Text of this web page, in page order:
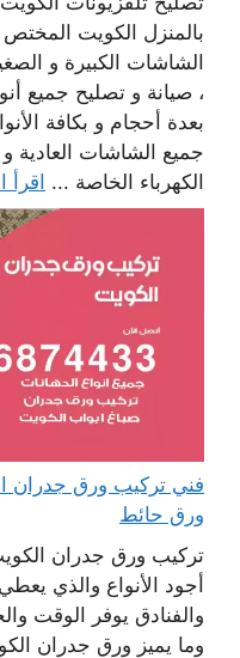
بالمنزل الكويت المختص
الشاشات الكبيرة و
، صيانة و تصليح جميع
بعدة أحجام و بكافة
جميع الشاشات العادية
الكهرباء الخاصة ... اقرأ
ورق حائط
تركيب ورق جدران
أجود الأنواع والذي
والفنادق يوفر الوقت
وما يميز ورق جدران